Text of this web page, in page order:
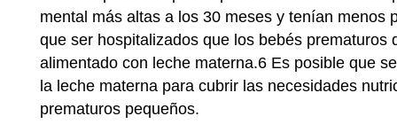
mental más altas a los 30 meses y tenían menos
que ser hospitalizados que los bebés prematuros
alimentado con leche materna.6 Es posible que
la leche materna para cubrir las necesidades
prematuros pequeños.